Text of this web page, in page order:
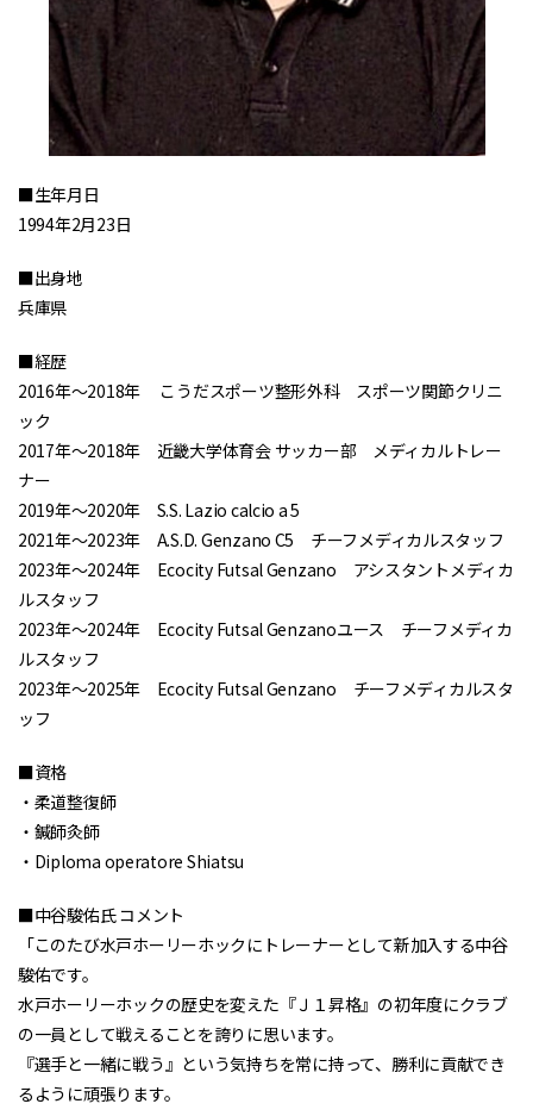
■生年月日
1994年2月23日
■出身地
兵庫県
■経歴
2016年～2018年 こうだスポーツ整形外科 スポーツ関節クリニ
ック
2017年～2018年 近畿大学体育会 サッカー部 メディカルトレー
ナー
2019年～2020年 S.S. Lazio calcio a 5
2021年～2023年 A.S.D. Genzano C5 チーフメディカルスタッフ
2023年～2024年 Ecocity Futsal Genzano アシスタントメディカ
ルスタッフ
2023年～2024年 Ecocity Futsal Genzanoユース チーフメディカ
ルスタッフ
2023年～2025年 Ecocity Futsal Genzano チーフメディカルスタ
ッフ
■資格
・柔道整復師
・鍼師灸師
・Diploma operatore Shiatsu
■中谷駿佑氏 コメント
「このたび水戸ホーリーホックにトレーナーとして新加入する中谷
駿佑です。
水戸ホーリーホックの歴史を変えた『Ｊ１昇格』の初年度にクラブ
の一員として戦えることを誇りに思います。
『選手と一緒に戦う』という気持ちを常に持って、勝利に貢献でき
るように頑張ります。